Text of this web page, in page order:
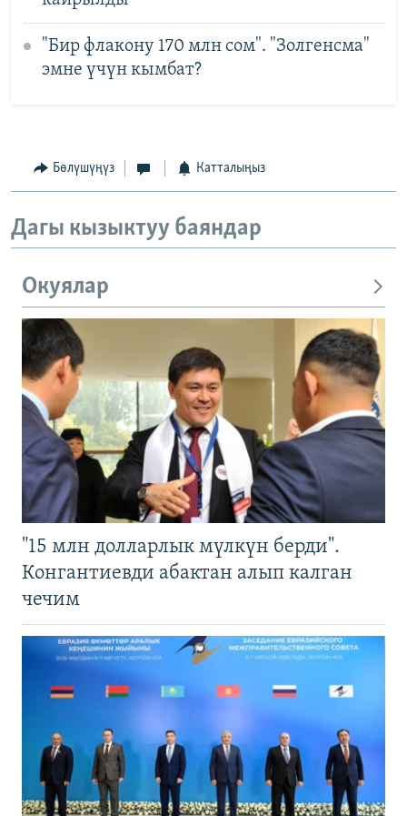
"Бир флакону 170 млн сом". "Золгенсма"
эмне үчүн кымбат?
Бөлүшүңүз Катталыңыз
Дагы кызыктуу баяндар
Окуялар
"15 млн долларлык мүлкүн берди".
Конгантиевди абактан алып калган
чечим